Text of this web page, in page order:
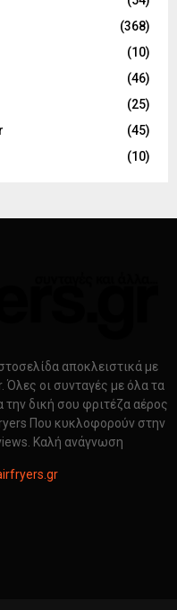
(368)
(10)
(46)
(25)
(45)
(10)
αποκλειστικά με
Όλες οι συνταγές με όλα τα
την δική σου φριτέζα αέρος
Που κυκλοφορούν στην
Καλή ανάγνωση